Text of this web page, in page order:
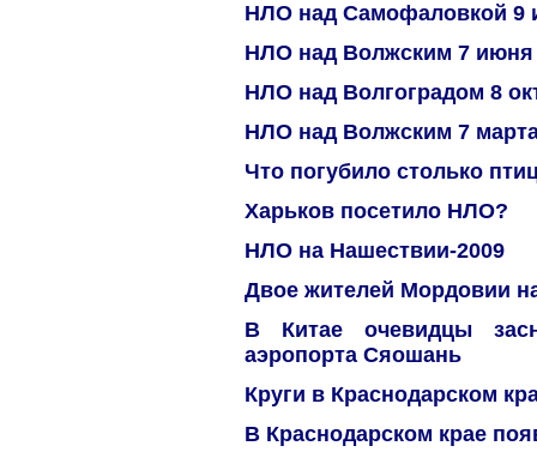
НЛО над Самофаловкой 9
НЛО над Волжским 7 июня
НЛО над Волгоградом 8
НЛО над Волжским 7
Что погубило столько
Харьков посетило НЛО?
НЛО на Нашествии-2009
Двое жителей Мордовии
В Китае очевидцы
аэропорта Сяошань
Круги в Краснодарском
В Краснодарском крае